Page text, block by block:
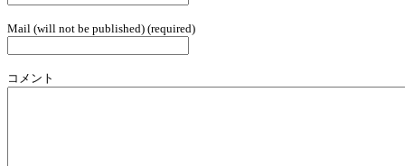
Mail (will not be published) (required)
コメント